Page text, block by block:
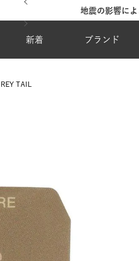
地震の影響に
新着 ブランド
TAIL